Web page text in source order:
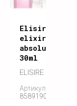
Elisire
elixir
absolu
30ml
ELISIRE
Артикул:
858919005193